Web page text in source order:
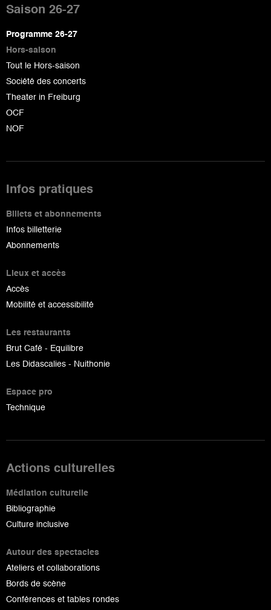
de
page
Saison 26-27
Programme 26-27
Hors-saison
Tout le Hors-saison
Société des concerts
Theater in Freiburg
OCF
NOF
Infos pratiques
Billets et abonnements
Infos billetterie
Abonnements
Lieux et accès
Accès
Mobilité et accessibilité
Les restaurants
Brut Café - Equilibre
Les Didascalies - Nuithonie
Espace pro
Technique
Actions culturelles
Médiation culturelle
Bibliographie
Culture inclusive
Autour des spectacles
Ateliers et collaborations
Bords de scène
Conférences et tables rondes